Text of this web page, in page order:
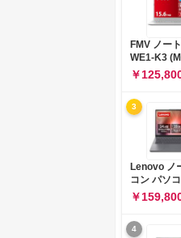
Microsoft
2024搭載
Office搭載
ャッター 指
型 Copilot
ナチュラル
FMV ノー
WE1-K3
Personal/
ー搭載/Win
型/Core
i5/16GB/
512GB/ホ
￥
3
Lenovo ノ
コン パソ
IdeaPad
インチ AMD
Ryzen™ 5
メモリ16GB
￥
4